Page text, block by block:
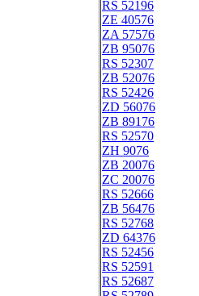
RS 52196
ZE 40576
ZA 57576
ZB 95076
RS 52307
ZB 52076
RS 52426
ZD 56076
ZB 89176
RS 52570
ZH 9076
ZB 20076
ZC 20076
RS 52666
ZB 56476
RS 52768
ZD 64376
RS 52456
RS 52591
RS 52687